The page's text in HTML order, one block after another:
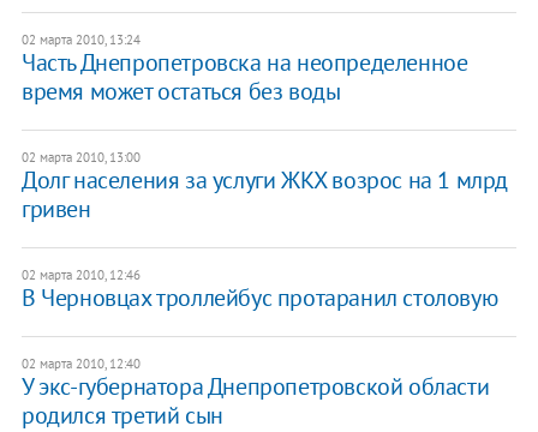
02 марта 2010, 13:24
Часть Днепропетровска на неопределенное
время может остаться без воды
02 марта 2010, 13:00
Долг населения за услуги ЖКХ возрос на 1 млрд
гривен
02 марта 2010, 12:46
В Черновцах троллейбус протаранил столовую
02 марта 2010, 12:40
У экс-губернатора Днепропетровской области
родился третий сын